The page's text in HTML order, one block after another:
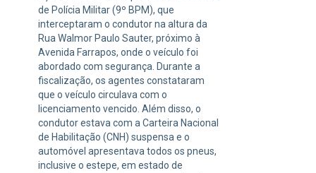
de Polícia Militar (9º BPM), que
interceptaram o condutor na altura da
Rua Walmor Paulo Sauter, próximo à
Avenida Farrapos, onde o veículo foi
abordado com segurança. Durante a
fiscalização, os agentes constataram
que o veículo circulava com o
licenciamento vencido. Além disso, o
condutor estava com a Carteira Nacional
de Habilitação (CNH) suspensa e o
automóvel apresentava todos os pneus,
inclusive o estepe, em estado de